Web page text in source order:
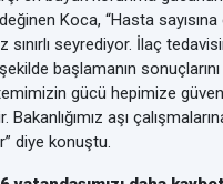
Koca, “Hasta sayısına
sınırlı seyrediyor. İlaç
başlamanın
gücü hepimize
Bakanlığımız aşı
diye konuştu.